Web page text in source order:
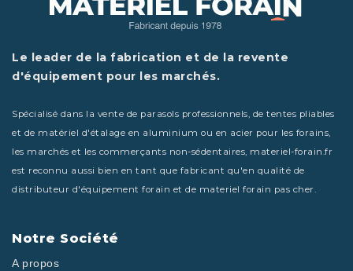
Le leader de la fabrication et de la revente
d'équipement pour les marchés.
Spécialisé dans la vente de parasols professionnels, de tentes pliables
et de matériel d'étalage en aluminium ou en acier pour les forains,
les marchés et les commerçants non-sédentaires, materiel-forain.fr
est reconnu aussi bien en tant que fabricant qu'en qualité de
distributeur d'équipement forain et de materiel forain pas cher.
Notre Société
A propos